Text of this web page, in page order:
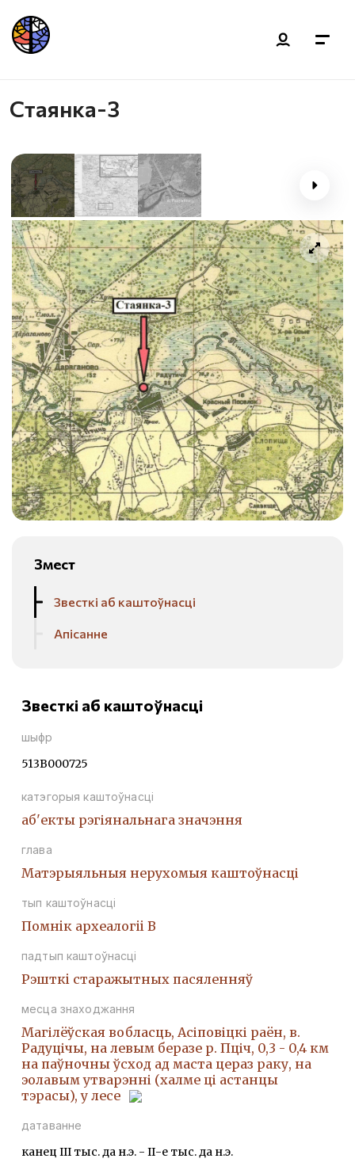
Стаянка-3
Змест
Звесткі аб каштоўнасці
Апісанне
Звесткі аб каштоўнасці
шыфр
513В000725
катэгорыя каштоўнасці
аб'екты рэгіянальнага значэння
глава
Матэрыяльныя нерухомыя каштоўнасці
тып каштоўнасці
Помнiк археалогii В
падтып каштоўнасці
Рэшткi старажытных пасяленняў
месца знаходжання
Магілёўская вобласць, Асіповіцкі раён, в.
Радуцічы, на левым беразе р. Пціч, 0,3 - 0,4 км
на паўночны ўсход ад маста цераз раку, на
эолавым утварэнні (халме ці астанцы
тэрасы), у лесе
датаванне
канец ІІІ тыс. да н.э. - ІІ-е тыс. да н.э.